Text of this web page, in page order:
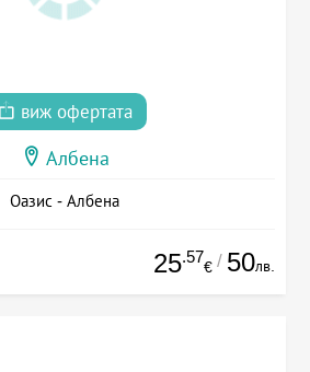
виж офертата
Албена
Оазис - Албена
25.57
€ / 50лв.